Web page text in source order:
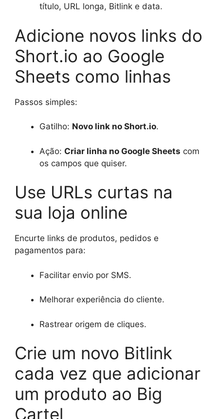
título, URL longa, Bitlink e data.
Adicione novos links do
Short.io ao Google
Sheets como linhas
Passos simples:
Gatilho: Novo link no Short.io.
Ação: Criar linha no Google Sheets com
os campos que quiser.
Use URLs curtas na
sua loja online
Encurte links de produtos, pedidos e
pagamentos para:
Facilitar envio por SMS.
Melhorar experiência do cliente.
Rastrear origem de cliques.
Crie um novo Bitlink
cada vez que adicionar
um produto ao Big
Cartel